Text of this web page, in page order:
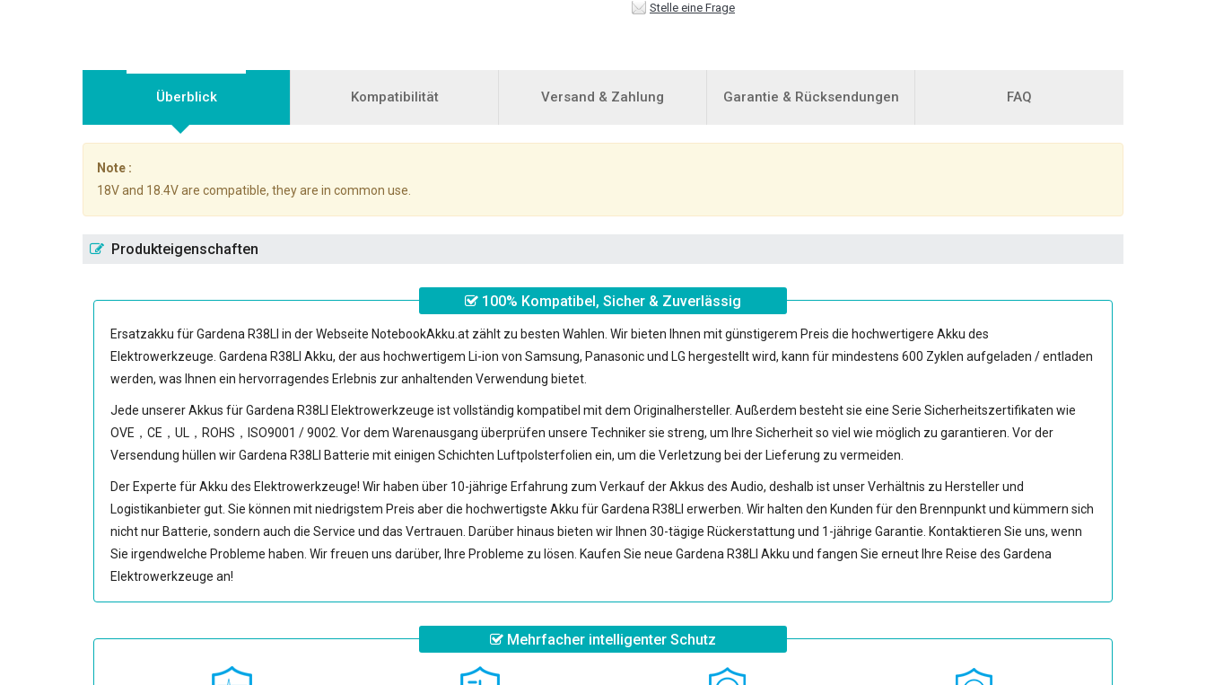
Stelle eine Frage
Überblick Kompatibilität Versand & Zahlung Garantie & Rücksendungen FAQ
Note :
18V and 18.4V are compatible, they are in common use.
Produkteigenschaften
100% Kompatibel, Sicher & Zuverlässig
Ersatzakku für Gardena R38LI in der Webseite NotebookAkku.at zählt zu besten Wahlen. Wir bieten Ihnen mit günstigerem Preis die hochwertigere Akku des
Elektrowerkzeuge. Gardena R38LI Akku, der aus hochwertigem Li-ion von Samsung, Panasonic und LG hergestellt wird, kann für mindestens 600 Zyklen aufgeladen / entladen
werden, was Ihnen ein hervorragendes Erlebnis zur anhaltenden Verwendung bietet.
Jede unsererAkkus für Gardena R38LI Elektrowerkzeuge ist vollständig kompatibel mit dem Originalhersteller. Außerdem besteht sie eine Serie Sicherheitszertifikaten wie
OVE，CE，UL，ROHS，ISO9001 / 9002. Vor dem Warenausgang überprüfen unsere Techniker sie streng, um Ihre Sicherheit so viel wie möglich zu garantieren. Vor der
Versendung hüllen wirGardena R38LI Batterie mit einigen Schichten Luftpolsterfolien ein, um die Verletzung bei der Lieferung zu vermeiden.
Der Experte für Akku des Elektrowerkzeuge! Wir haben über 10-jährige Erfahrung zum Verkauf der Akkus des Audio, deshalb ist unser Verhältnis zu Hersteller und
Logistikanbieter gut. Sie können mit niedrigstem Preis aber die hochwertigste Akku für Gardena R38LI erwerben. Wir halten den Kunden für den Brennpunkt und kümmern sich
nicht nur Batterie, sondern auch die Service und das Vertrauen. Darüber hinaus bieten wir Ihnen 30-tägige Rückerstattung und 1-jährige Garantie. Kontaktieren Sie uns, wenn
Sie irgendwelche Probleme haben. Wir freuen uns darüber, Ihre Probleme zu lösen. Kaufen Sie neue Gardena R38LI Akku und fangen Sie erneut Ihre Reise des Gardena
Elektrowerkzeuge an!
Mehrfacher intelligenter Schutz